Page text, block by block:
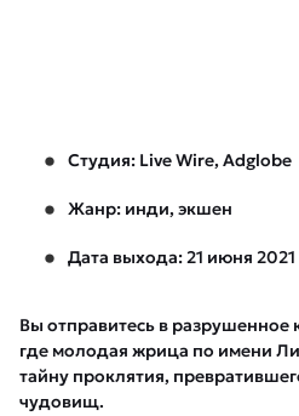
Студия: Live Wire, Adglobe
Жанр: инди, экшен
Дата выхода: 21 июня 2021
Вы отправитесь в разрушенное
где молодая жрица по имени
тайну проклятия,
чудовищ.